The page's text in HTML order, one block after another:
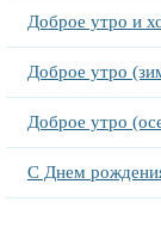
Доброе утро и
Доброе утро
Доброе утро
С Днем